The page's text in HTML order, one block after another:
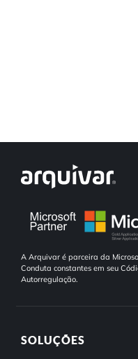
A Arquivar é parceira da
Conduta constantes em seu
Autorregulação.
SOLUÇÕES